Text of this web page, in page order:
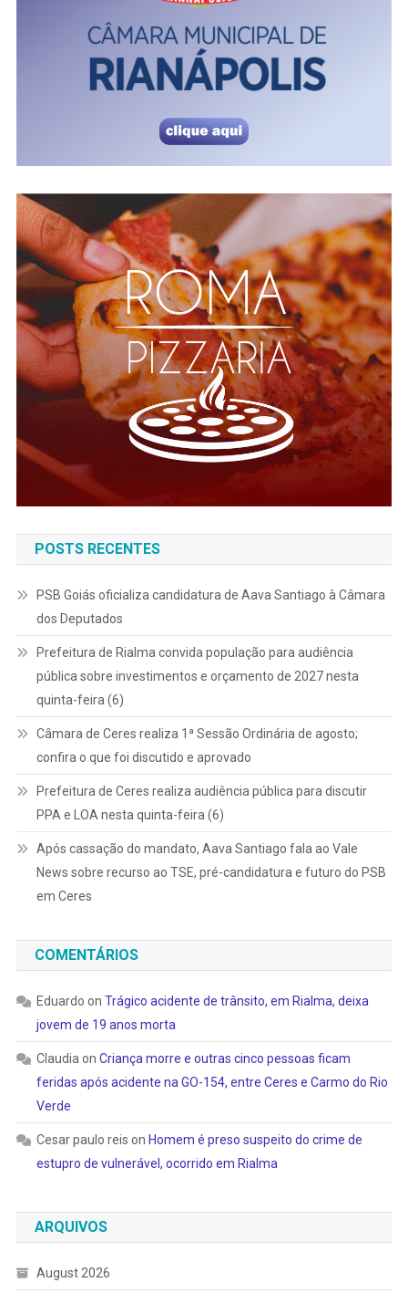
POSTS RECENTES
PSB Goiás oficializa candidatura de Aava Santiago à Câmara
dos Deputados
Prefeitura de Rialma convida população para audiência
pública sobre investimentos e orçamento de 2027 nesta
quinta-feira (6)
Câmara de Ceres realiza 1ª Sessão Ordinária de agosto;
confira o que foi discutido e aprovado
Prefeitura de Ceres realiza audiência pública para discutir
PPA e LOA nesta quinta-feira (6)
Após cassação do mandato, Aava Santiago fala ao Vale
News sobre recurso ao TSE, pré-candidatura e futuro do PSB
em Ceres
COMENTÁRIOS
Eduardo on Trágico acidente de trânsito, em Rialma, deixa
jovem de 19 anos morta
Claudia on Criança morre e outras cinco pessoas ficam
feridas após acidente na GO-154, entre Ceres e Carmo do Rio
Verde
Cesar paulo reis on Homem é preso suspeito do crime de
estupro de vulnerável, ocorrido em Rialma
ARQUIVOS
August 2026